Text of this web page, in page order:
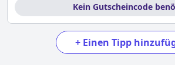
Kein Gutscheincode
+ Einen Tipp